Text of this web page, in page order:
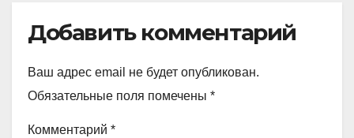
Добавить комментарий
Ваш адрес email не будет опубликован.
Обязательные поля помечены *
Комментарий *